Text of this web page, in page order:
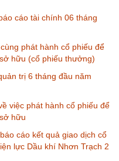
cáo tài chính 06 tháng
phát hành cổ phiếu để
hữu (cổ phiếu thưởng)
trị 6 tháng đầu năm
việc phát hành cổ phiếu để
hữu
cáo kết quả giao dịch cổ
lực Dầu khí Nhơn Trạch 2